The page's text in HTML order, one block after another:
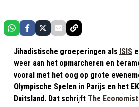
Jihadistische groeperingen als ISIS
weer aan het opmarcheren en
vooral met het oog op grote
Olympische Spelen in Parijs en het
Duitsland. Dat schrijft The